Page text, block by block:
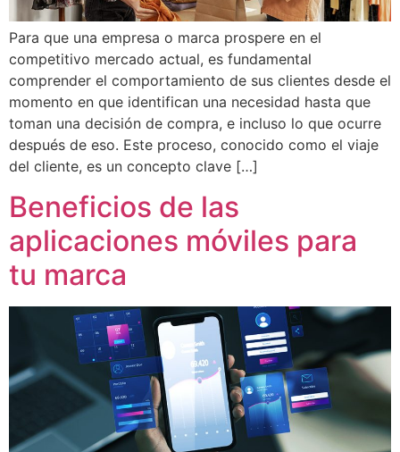
Para que una empresa o marca prospere en el
competitivo mercado actual, es fundamental
comprender el comportamiento de sus clientes desde el
momento en que identifican una necesidad hasta que
toman una decisión de compra, e incluso lo que ocurre
después de eso. Este proceso, conocido como el viaje
del cliente, es un concepto clave […]
Beneficios de las
aplicaciones móviles para
tu marca